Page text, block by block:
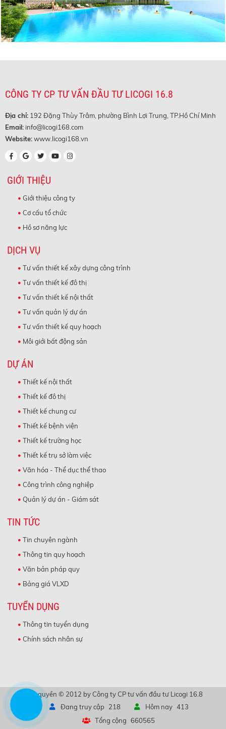
CÔNG TY CP TƯ VẤN ĐẦU TƯ LICOGI 16.8
Địa chỉ: 192 Đặng Thùy Trâm, phường Bình Lợi Trung, TP.Hồ Chí Minh
Email: info@licogi168.com
Website:www.licogi168.vn
GIỚI THIỆU
Giới thiệu công ty
Cơ cấu tổ chức
Hồ sơ năng lực
DỊCH VỤ
Tư vấn thiết kế xây dựng công trình
Tư vấn thiết kế đô thị
Tư vấn thiết kế nội thất
Tư vấn quản lý dự án
Tư vấn thiết kế quy hoạch
Môi giới bất động sản
DỰ ÁN
Thiết kế nội thất
Thiết kế đô thị
Thiết kế chung cư
Thiết kế bệnh viện
Thiết kế trường học
Thiết kế trụ sở làm việc
Văn hóa - Thể dục thể thao
Công trình công nghiệp
Quản lý dự án - Giám sát
TIN TỨC
Tin chuyên ngành
Thông tin quy hoạch
Văn bản pháp quy
Bảng giá VLXD
TUYỂN DỤNG
Thông tin tuyển dụng
Chính sách nhân sự
Bản quyền © 2012 by Công ty CP tư vấn đầu tư Licogi 16.8
Đang truy cập 218 Hôm nay 413
Tổng cộng 660565